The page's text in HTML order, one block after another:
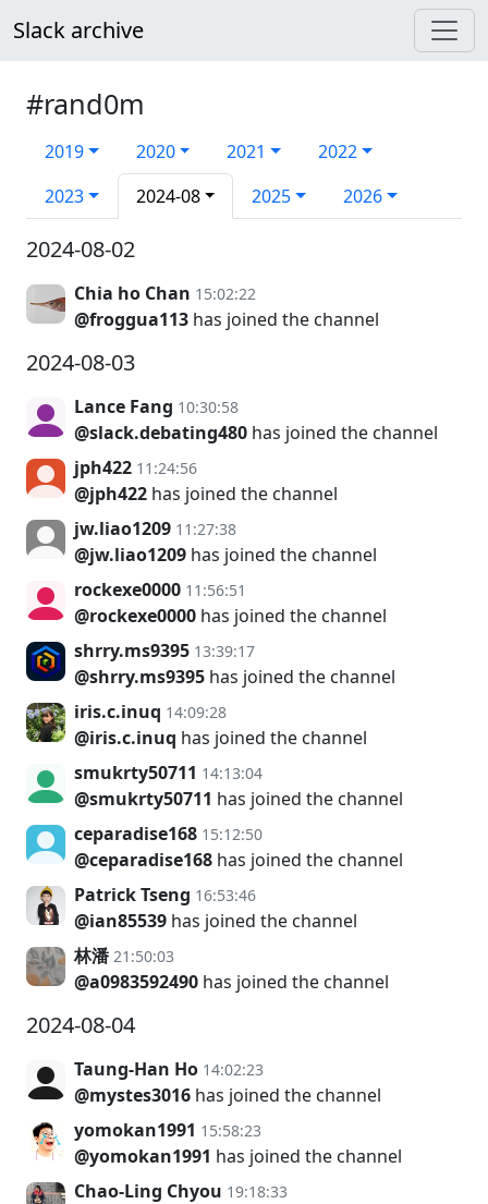
Slack archive
#rand0m
2019 2020 2021
2022
2023
2024-08 2025 2026
2024-08-02
Chia ho Chan 15:02:22
@froggua113 has joined the channel
2024-08-03
Lance Fang 10:30:58
@slack.debating480 has joined the channel
jph422 11:24:56
@jph422 has joined the channel
jw.liao1209 11:27:38
@jw.liao1209 has joined the channel
rockexe0000 11:56:51
@rockexe0000 has joined the channel
shrry.ms9395 13:39:17
@shrry.ms9395 has joined the channel
iris.c.inuq 14:09:28
@iris.c.inuq has joined the channel
smukrty50711 14:13:04
@smukrty50711 has joined the channel
ceparadise168 15:12:50
@ceparadise168 has joined the channel
Patrick Tseng 16:53:46
@ian85539 has joined the channel
林潘 21:50:03
@a0983592490 has joined the channel
2024-08-04
Taung-Han Ho 14:02:23
@mystes3016 has joined the channel
yomokan1991 15:58:23
@yomokan1991 has joined the channel
Chao-Ling Chyou 19:18:33